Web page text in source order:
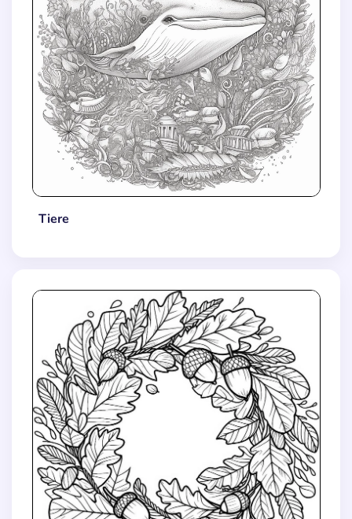
Tiere